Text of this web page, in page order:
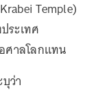
Temple)
ระเทศ
ศาลโลกแทน
ว่า